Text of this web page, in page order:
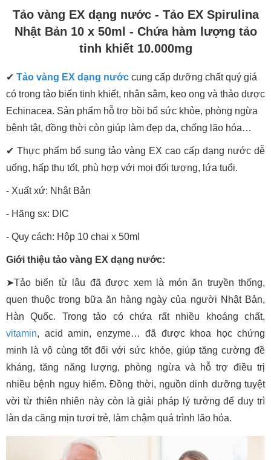
Tảo vàng EX dạng nước - Tảo EX Spirulina
Nhật Bản 10 x 50ml - Chứa hàm lượng tảo
tinh khiết 10.000mg
✔ Tảo vàng EX dạng nước cung cấp dưỡng chất quý giá
có trong tảo biển tinh khiết, nhân sâm, keo ong và thảo dược
Echinacea. Sản phẩm hỗ trợ bồi bổ sức khỏe, phòng ngừa
bệnh tật, đồng thời còn giúp làm đẹp da, chống lão hóa…
✔ Thực phẩm bổ sung tảo vàng EX cao cấp dạng nước dễ
uống, hấp thu tốt, phù hợp với mọi đối tượng, lứa tuổi.
- Xuất xứ: Nhật Bản
- Hãng sx: DIC
- Quy cách: Hộp 10 chai x 50ml
Giới thiệu tảo vàng EX dạng nước:
➤Tảo biển từ lâu đã được xem là món ăn truyền thống,
quen thuộc trong bữa ăn hàng ngày của người Nhật Bản,
Hàn Quốc. Trong tảo có chứa rất nhiều khoáng chất,
vitamin, acid amin, enzyme… đã được khoa học chứng
minh là vô cùng tốt đối với sức khỏe, giúp tăng cường đề
kháng, tăng năng lượng, phòng ngừa và hỗ trợ điều trị
nhiều bệnh nguy hiểm. Đồng thời, nguồn dinh dưỡng tuyệt
vời từ thiên nhiên này còn là giải pháp lý tưởng để duy trì
làn da căng mịn tươi trẻ, làm chậm quá trình lão hóa.